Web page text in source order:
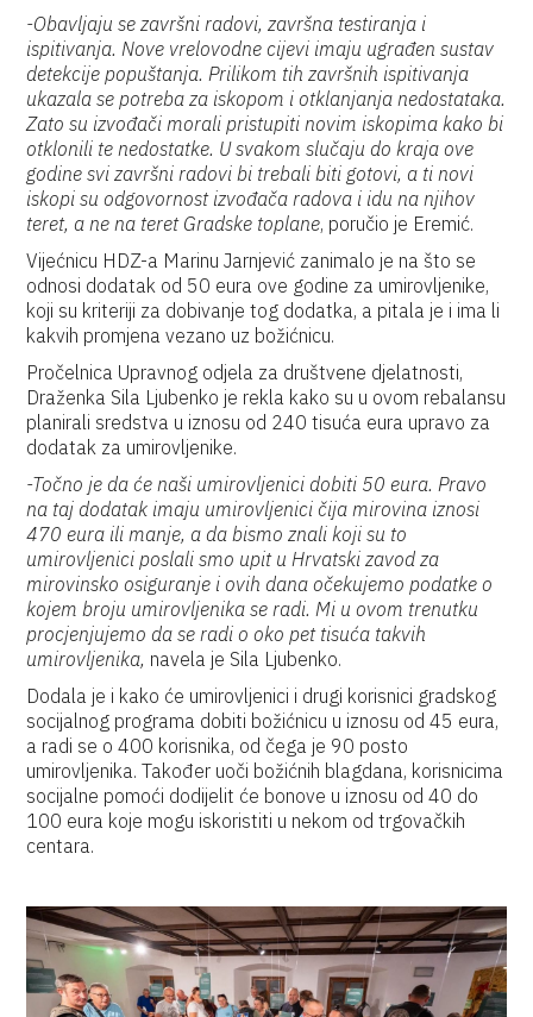
-Obavljaju se završni radovi, završna testiranja i
ispitivanja. Nove vrelovodne cijevi imaju ugrađen sustav
detekcije popuštanja. Prilikom tih završnih ispitivanja
ukazala se potreba za iskopom i otklanjanja nedostataka.
Zato su izvođači morali pristupiti novim iskopima kako bi
otklonili te nedostatke. U svakom slučaju do kraja ove
godine svi završni radovi bi trebali biti gotovi, a ti novi
iskopi su odgovornost izvođača radova i idu na njihov
teret, a ne na teret Gradske toplane, poručio je Eremić.
Vijećnicu HDZ-a Marinu Jarnjević zanimalo je na što se
odnosi dodatak od 50 eura ove godine za umirovljenike,
koji su kriteriji za dobivanje tog dodatka, a pitala je i ima li
kakvih promjena vezano uz božićnicu.
Pročelnica Upravnog odjela za društvene djelatnosti,
Draženka Sila Ljubenko je rekla kako su u ovom rebalansu
planirali sredstva u iznosu od 240 tisuća eura upravo za
dodatak za umirovljenike.
-Točno je da će naši umirovljenici dobiti 50 eura. Pravo
na taj dodatak imaju umirovljenici čija mirovina iznosi
470 eura ili manje, a da bismo znali koji su to
umirovljenici poslali smo upit u Hrvatski zavod za
mirovinsko osiguranje i ovih dana očekujemo podatke o
kojem broju umirovljenika se radi. Mi u ovom trenutku
procjenjujemo da se radi o oko pet tisuća takvih
umirovljenika, navela je Sila Ljubenko.
Dodala je i kako će umirovljenici i drugi korisnici gradskog
socijalnog programa dobiti božićnicu u iznosu od 45 eura,
a radi se o 400 korisnika, od čega je 90 posto
umirovljenika. Također uoči božićnih blagdana, korisnicima
socijalne pomoći dodijelit će bonove u iznosu od 40 do
100 eura koje mogu iskoristiti u nekom od trgovačkih
centara.